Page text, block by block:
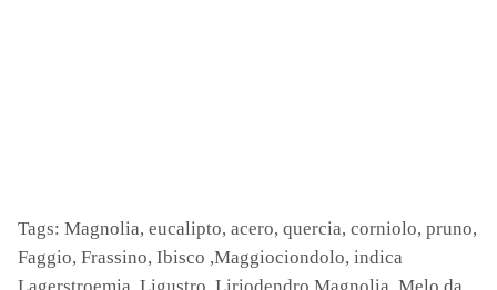
Tags: Magnolia, eucalipto, acero, quercia, corniolo, pruno,
Faggio, Frassino, Ibisco ,Maggiociondolo, indica
Lagerstroemia, Ligustro, Liriodendro Magnolia, Melo da